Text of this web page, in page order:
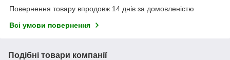
Повернення товару впродовж 14 днів за домовленістю
Всі умови повернення
Подібні товари компанії